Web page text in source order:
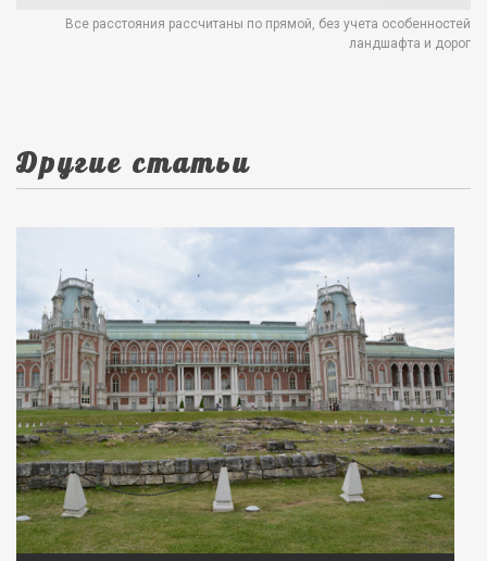
Все расстояния рассчитаны по прямой, без учета особенностей
ландшафта и дорог
Другие статьи